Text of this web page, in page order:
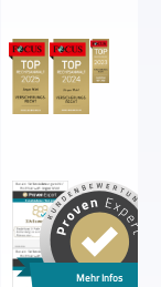
Mehr Infos